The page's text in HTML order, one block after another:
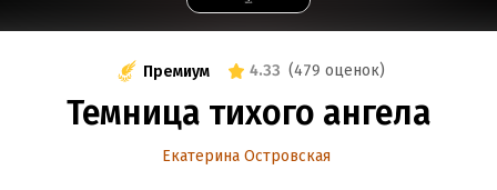
Премиум 4.33 (479 оценок)
Темница тихого ангела
Екатерина Островская